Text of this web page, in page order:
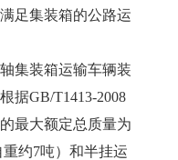
足集装箱的公路运
集装箱运输车辆装
据GB/T1413-2008
最大额定总质量为
约7吨）和半挂运